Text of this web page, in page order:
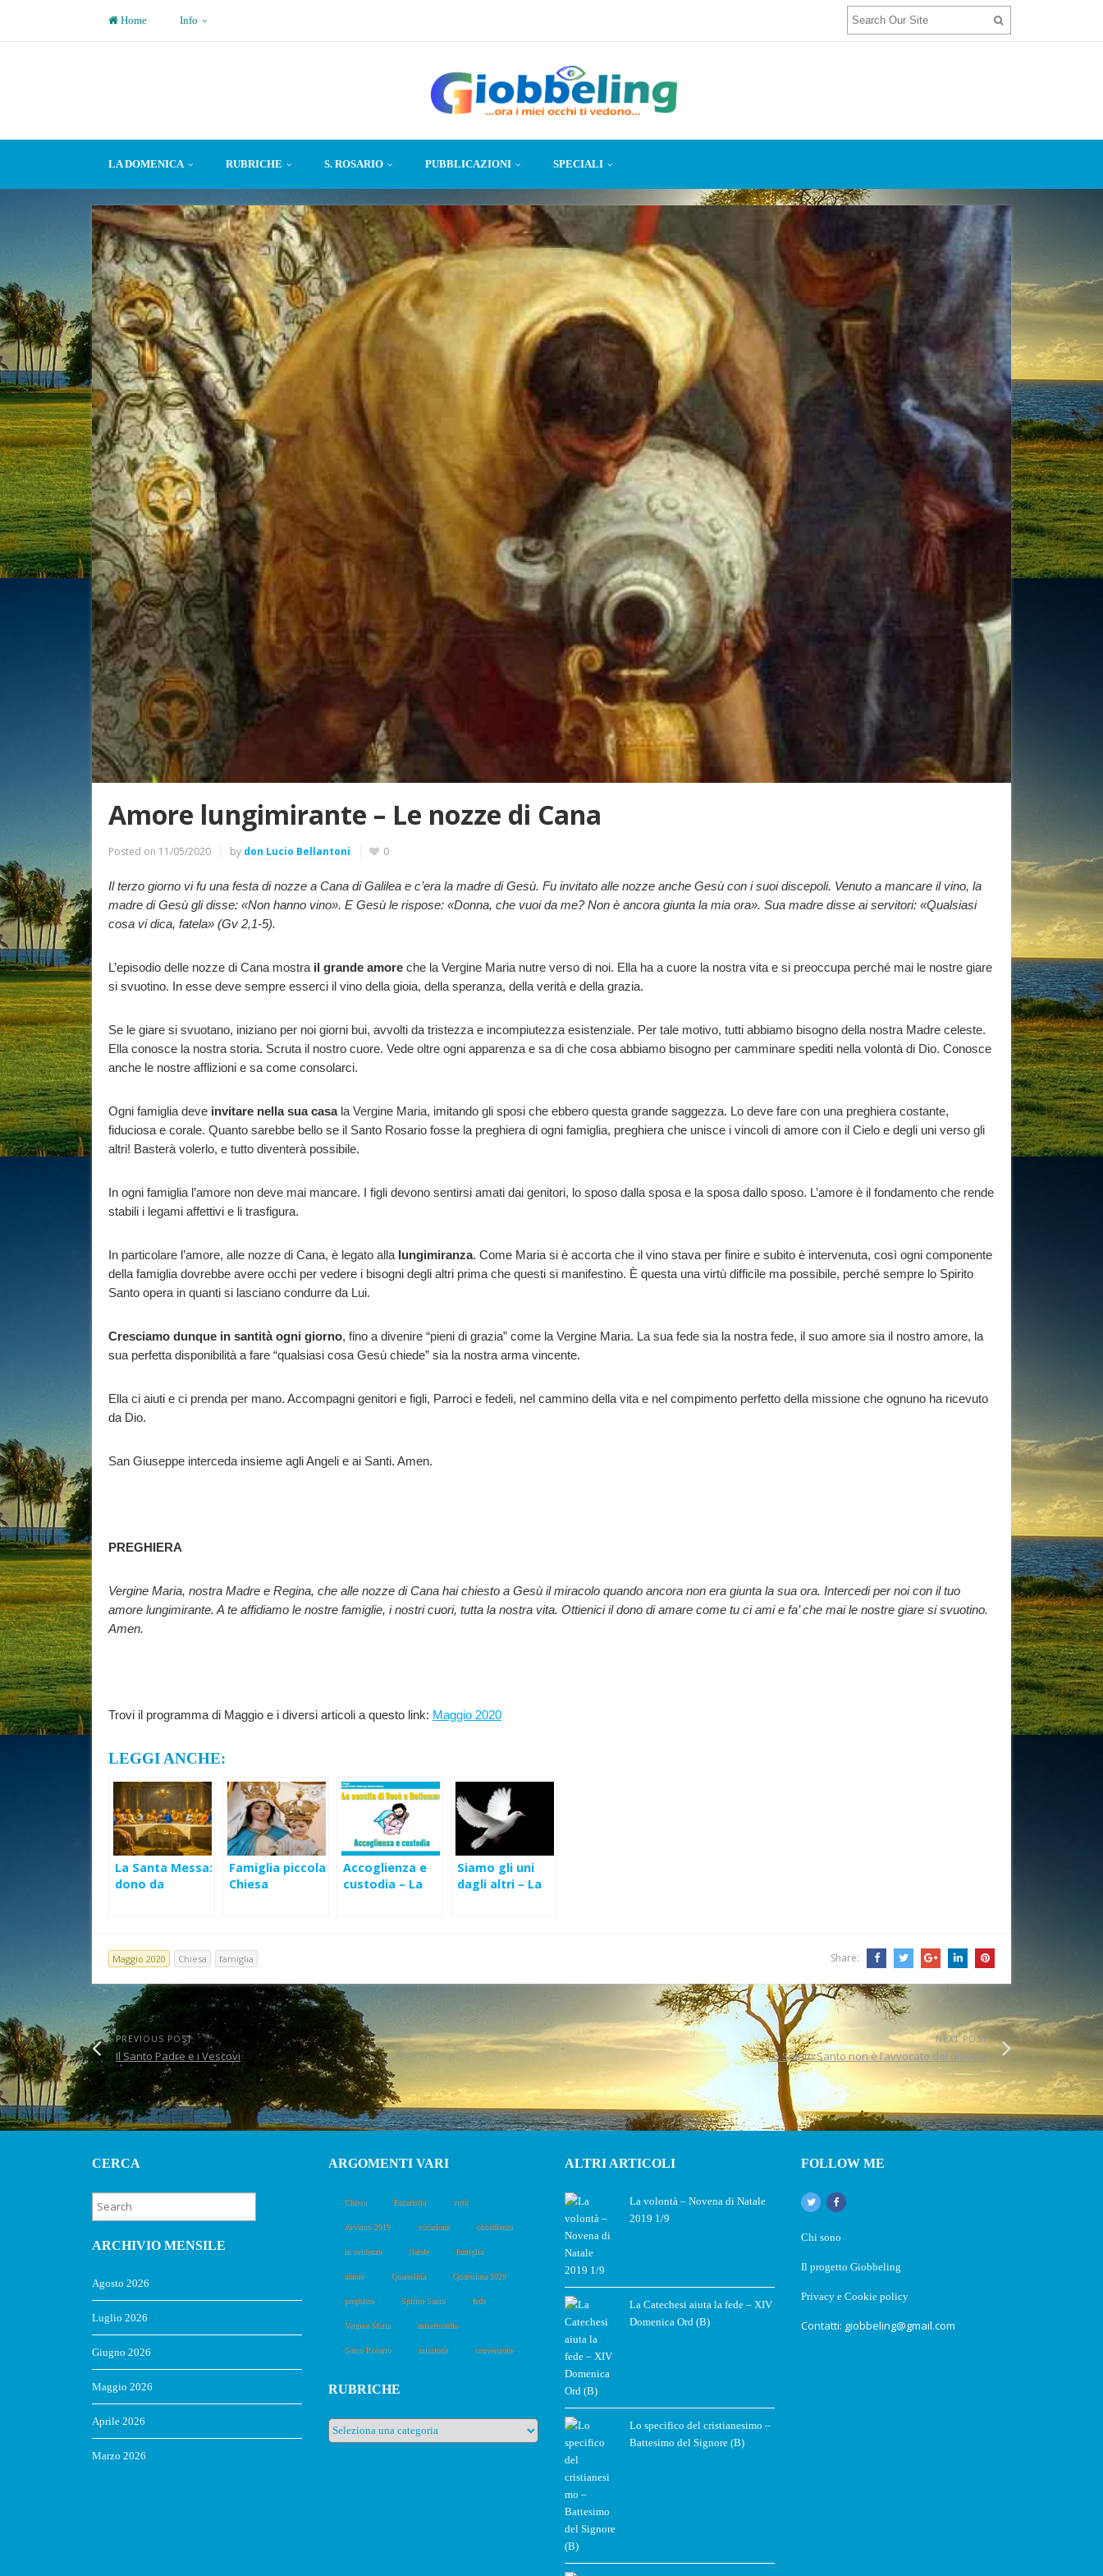
Home Info
LA DOMENICA RUBRICHE S. ROSARIO PUBBLICAZIONI SPECIALI
Amore lungimirante – Le nozze di Cana
Posted on 11/05/2020 by don Lucio Bellantoni 0
Il terzo giorno vi fu una festa di nozze a Cana di Galilea e c’era la madre di Gesù. Fu invitato alle nozze anche Gesù con i suoi discepoli. Venuto a mancare il vino, la
madre di Gesù gli disse: «Non hanno vino». E Gesù le rispose: «Donna, che vuoi da me? Non è ancora giunta la mia ora». Sua madre disse ai servitori: «Qualsiasi
cosa vi dica, fatela» (Gv 2,1-5).
L’episodio delle nozze di Cana mostra il grande amore che la Vergine Maria nutre verso di noi. Ella ha a cuore la nostra vita e si preoccupa perché mai le nostre giare
si svuotino. In esse deve sempre esserci il vino della gioia, della speranza, della verità e della grazia.
Se le giare si svuotano, iniziano per noi giorni bui, avvolti da tristezza e incompiutezza esistenziale. Per tale motivo, tutti abbiamo bisogno della nostra Madre celeste.
Ella conosce la nostra storia. Scruta il nostro cuore. Vede oltre ogni apparenza e sa di che cosa abbiamo bisogno per camminare spediti nella volontà di Dio. Conosce
anche le nostre afflizioni e sa come consolarci.
Ogni famiglia deve invitare nella sua casala Vergine Maria, imitando gli sposi che ebbero questa grande saggezza. Lo deve fare con una preghiera costante,
fiduciosa e corale. Quanto sarebbe bello se il Santo Rosario fosse la preghiera di ogni famiglia, preghiera che unisce i vincoli di amore con il Cielo e degli uni verso gli
altri! Basterà volerlo, e tutto diventerà possibile.
In ogni famiglia l’amore non deve mai mancare. I figli devono sentirsi amati dai genitori, lo sposo dalla sposa e la sposa dallo sposo. L’amore è il fondamento che rende
stabili i legami affettivi e li trasfigura.
In particolare l’amore, alle nozze di Cana, è legato alla lungimiranza. Come Maria si è accorta che il vino stava per finire e subito è intervenuta, così ogni componente
della famiglia dovrebbe avere occhi per vedere i bisogni degli altri prima che questi si manifestino. È questa una virtù difficile ma possibile, perché sempre lo Spirito
Santo opera in quanti si lasciano condurre da Lui.
Cresciamo dunque in santità ogni giorno, fino a divenire “pieni di grazia” come la Vergine Maria. La sua fede sia la nostra fede, il suo amore sia il nostro amore, la
sua perfetta disponibilità a fare “qualsiasi cosa Gesù chiede” sia la nostra arma vincente.
Ella ci aiuti e ci prenda per mano. Accompagni genitori e figli, Parroci e fedeli, nel cammino della vita e nel compimento perfetto della missione che ognuno ha ricevuto
da Dio.
San Giuseppe interceda insieme agli Angeli e ai Santi. Amen.
PREGHIERA
Vergine Maria, nostra Madre e Regina, che alle nozze di Cana hai chiesto a Gesù il miracolo quando ancora non era giunta la sua ora. Intercedi per noi con il tuo
amore lungimirante. A te affidiamo le nostre famiglie, i nostri cuori, tutta la nostra vita. Ottienici il dono di amare come tu ci ami e fa’ che mai le nostre giare si svuotino.
Amen.
Trovi il programma di Maggio e i diversi articoli a questo link: Maggio 2020
LEGGI ANCHE:
La Santa Messa:
dono da
Famiglia piccola
Chiesa
Accoglienza e
custodia – La
Siamo gli uni
dagli altri – La
Maggio 2020 Chiesa famiglia Share:
PREVIOUS POST
Il Santo Padre e i Vescovi
NEXT POST
Lo Spirito Santo non è l’avvocato del diavolo
CERCA
ARCHIVIO MENSILE
Agosto 2026
Luglio 2026
Giugno 2026
Maggio 2026
Aprile 2026
Marzo 2026
ARGOMENTI VARI
Chiesa Eucaristia virtù
Avvento 2019 vocazione obbedienza
in evidenza Natale famiglia
amore Quaresima Quaresima 2020
preghiera Spirito Santo fede
Vergine Maria misericordia
Santo Rosario missione conversione
RUBRICHE
Rubriche
ALTRI ARTICOLI
La volontà – Novena di Natale
2019 1/9
La Catechesi aiuta la fede – XIV
Domenica Ord (B)
Lo specifico del cristianesimo –
Battesimo del Signore (B)
FOLLOW ME
Chi sono
Il progetto Giobbeling
Privacy e Cookie policy
Contatti: giobbeling@gmail.com